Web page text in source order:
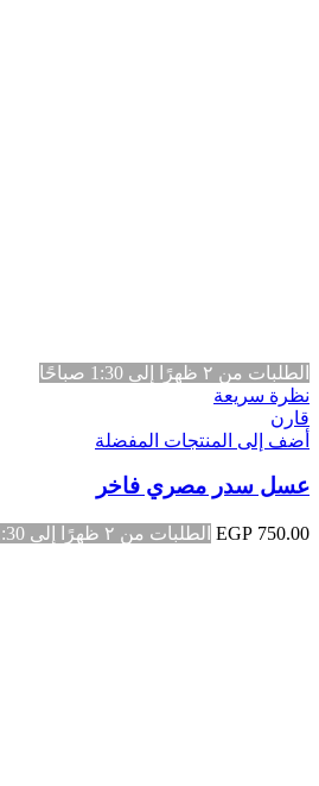
الطلبات من ٢ ظهرًا إلى 1:30 صباحًا
نظرة سريعة
قارن
أضف إلى المنتجات المفضلة
عسل سدر مصري فاخر
EGP 750.00 الطلبات من ٢ ظهرًا إلى 1:30 صباحًا